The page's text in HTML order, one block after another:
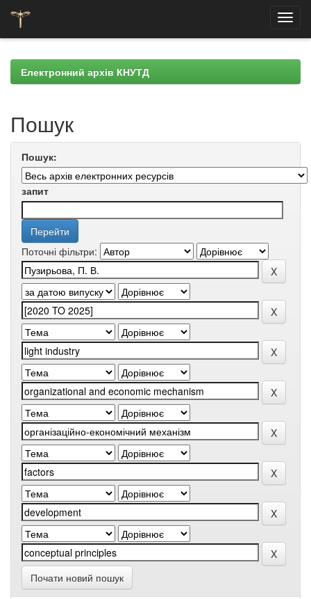
navigationЕлектронний архів КНУТД
Пошук
Пошук:
запит
Поточні фільтри:
Почати новий пошук